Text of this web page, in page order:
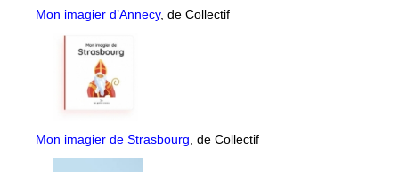
Mon imagier d’Annecy, de Collectif
Mon imagier de Strasbourg , de Collectif